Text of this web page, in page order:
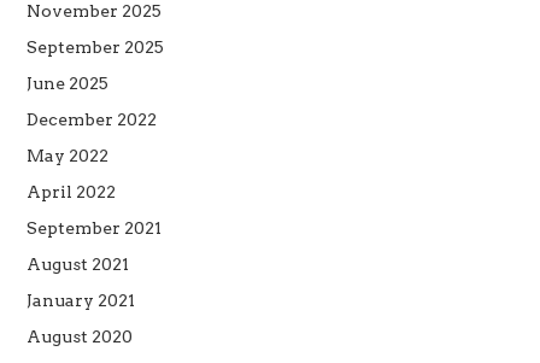
November 2025
September 2025
June 2025
December 2022
May 2022
April 2022
September 2021
August 2021
January 2021
August 2020